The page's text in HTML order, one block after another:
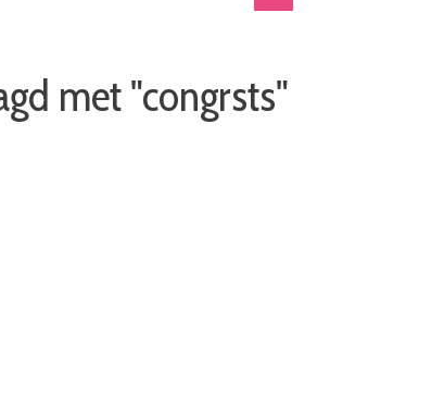
met "congrsts"